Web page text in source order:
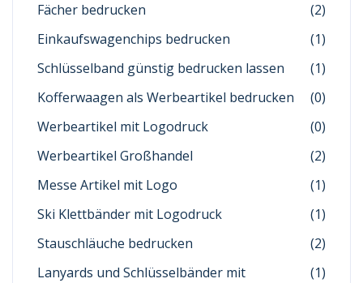
Fächer bedrucken
(2)
Einkaufswagenchips bedrucken
(1)
Schlüsselband günstig bedrucken lassen
(1)
Kofferwaagen als Werbeartikel bedrucken
(0)
Werbeartikel mit Logodruck
(0)
Werbeartikel Großhandel
(2)
Messe Artikel mit Logo
(1)
Ski Klettbänder mit Logodruck
(1)
Stauschläuche bedrucken
(2)
Lanyards und Schlüsselbänder mit
(1)